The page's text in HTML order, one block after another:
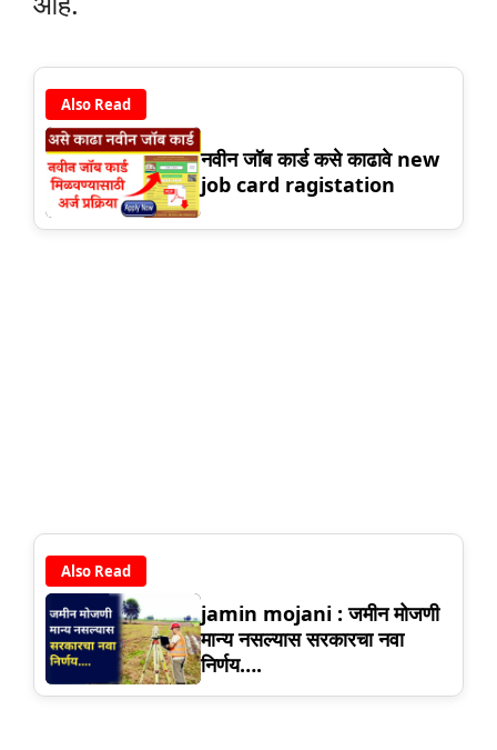
Also Read
नवीन जॉब कार्ड कसे काढावे new
job card ragistation
Also Read
jamin mojani : जमीन मोजणी
मान्य नसल्यास सरकारचा नवा
निर्णय….